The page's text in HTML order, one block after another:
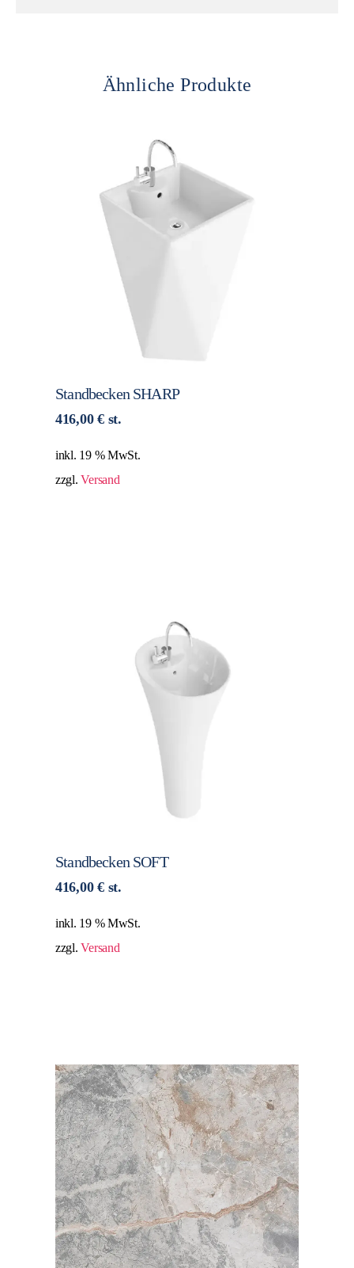
Ähnliche Produkte
Standbecken SHARP
416,00€ st.
inkl. 19 % MwSt.
zzgl.Versand
Standbecken SOFT
416,00€ st.
inkl. 19 % MwSt.
zzgl.Versand